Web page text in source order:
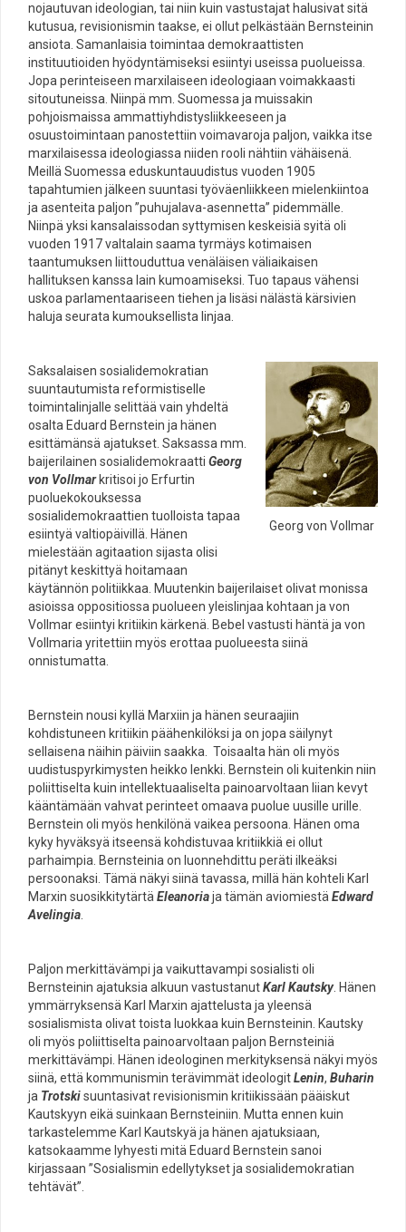
nojautuvan ideologian, tai niin kuin vastustajat halusivat sitä
kutusua, revisionismin taakse, ei ollut pelkästään Bernsteinin
ansiota. Samanlaisia toimintaa demokraattisten
instituutioiden hyödyntämiseksi esiintyi useissa puolueissa.
Jopa perinteiseen marxilaiseen ideologiaan voimakkaasti
sitoutuneissa. Niinpä mm. Suomessa ja muissakin
pohjoismaissa ammattiyhdistysliikkeeseen ja
osuustoimintaan panostettiin voimavaroja paljon, vaikka itse
marxilaisessa ideologiassa niiden rooli nähtiin vähäisenä.
Meillä Suomessa eduskuntauudistus vuoden 1905
tapahtumien jälkeen suuntasi työväenliikkeen mielenkiintoa
ja asenteita paljon ”puhujalava-asennetta” pidemmälle.
Niinpä yksi kansalaissodan syttymisen keskeisiä syitä oli
vuoden 1917 valtalain saama tyrmäys kotimaisen
taantumuksen liittouduttua venäläisen väliaikaisen
hallituksen kanssa lain kumoamiseksi. Tuo tapaus vähensi
uskoa parlamentaariseen tiehen ja lisäsi nälästä kärsivien
haluja seurata kumouksellista linjaa.
Georg von Vollmar
Saksalaisen sosialidemokratian
suuntautumista reformistiselle
toimintalinjalle selittää vain yhdeltä
osalta Eduard Bernstein ja hänen
esittämänsä ajatukset. Saksassa mm.
baijerilainen sosialidemokraatti Georg
von Vollmarkritisoi jo Erfurtin
puoluekokouksessa
sosialidemokraattien tuolloista tapaa
esiintyä valtiopäivillä. Hänen
mielestään agitaation sijasta olisi
pitänyt keskittyä hoitamaan
käytännön politiikkaa. Muutenkin baijerilaiset olivat monissa
asioissa oppositiossa puolueen yleislinjaa kohtaan ja von
Vollmar esiintyi kritiikin kärkenä. Bebel vastusti häntä ja von
Vollmaria yritettiin myös erottaa puolueesta siinä
onnistumatta.
Bernstein nousi kyllä Marxiin ja hänen seuraajiin
kohdistuneen kritiikin päähenkilöksi ja on jopa säilynyt
sellaisena näihin päiviin saakka. Toisaalta hän oli myös
uudistuspyrkimysten heikko lenkki. Bernstein oli kuitenkin niin
poliittiselta kuin intellektuaaliselta painoarvoltaan liian kevyt
kääntämään vahvat perinteet omaava puolue uusille urille.
Bernstein oli myös henkilönä vaikea persoona. Hänen oma
kyky hyväksyä itseensä kohdistuvaa kritiikkiä ei ollut
parhaimpia. Bernsteinia on luonnehdittu peräti ilkeäksi
persoonaksi. Tämä näkyi siinä tavassa, millä hän kohteli Karl
Marxin suosikkitytärtäEleanoriaja tämän aviomiestäEdward
Avelingia.
Paljon merkittävämpi ja vaikuttavampi sosialisti oli
Bernsteinin ajatuksia alkuun vastustanutKarl Kautsky. Hänen
ymmärryksensä Karl Marxin ajattelusta ja yleensä
sosialismista olivat toista luokkaa kuin Bernsteinin. Kautsky
oli myös poliittiselta painoarvoltaan paljon Bernsteiniä
merkittävämpi. Hänen ideologinen merkityksensä näkyi myös
siinä, että kommunismin terävimmät ideologitLenin, Buharin
ja Trotskisuuntasivat revisionismin kritiikissään pääiskut
Kautskyyn eikä suinkaan Bernsteiniin. Mutta ennen kuin
tarkastelemme Karl Kautskyä ja hänen ajatuksiaan,
katsokaamme lyhyesti mitä Eduard Bernstein sanoi
kirjassaan ”Sosialismin edellytykset ja sosialidemokratian
tehtävät”.